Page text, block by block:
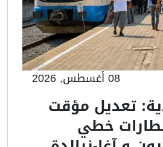
08 أغسطس, 2026
تعديل مؤقت
خطي